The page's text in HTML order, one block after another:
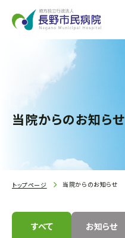
当院からのお知らせ
トップページ 当院からのお知らせ
すべて お知らせ